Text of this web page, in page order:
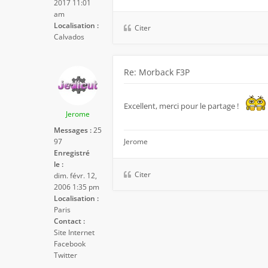
2017 11:01
am
Localisation :
Calvados
Citer
Jerome
Messages :25
97
Enregistré
le :
dim. févr. 12,
2006 1:35 pm
Localisation :
Paris
Contact :
Site Internet
Facebook
Twitter
Re: Morback F3P
Excellent, merci pour le partage !
Jerome
Citer